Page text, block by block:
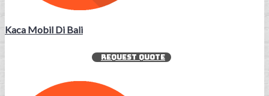
Kaca Mobil Di Bali
REQUEST QUOTE